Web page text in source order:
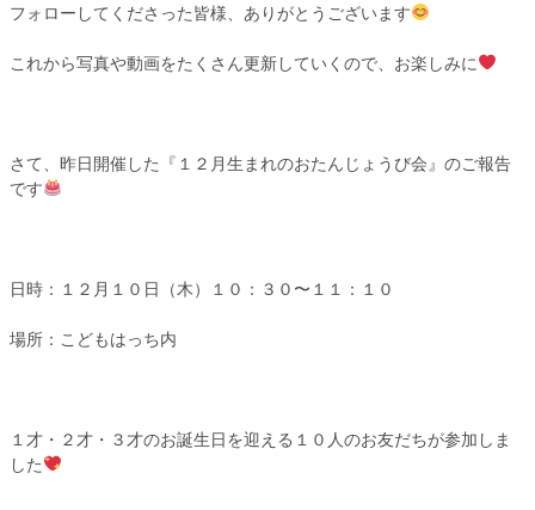
フォローしてくださった皆様、ありがとうございます
これから写真や動画をたくさん更新していくので、お楽しみに
さて、昨日開催した『１２月生まれのおたんじょうび会』のご報告
です
日時：１２月１０日（木）１０：３０〜１１：１０
場所：こどもはっち内
１才・２才・３才のお誕生日を迎える１０人のお友だちが参加しま
した